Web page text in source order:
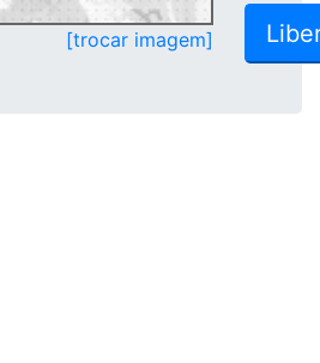
[trocar imagem]